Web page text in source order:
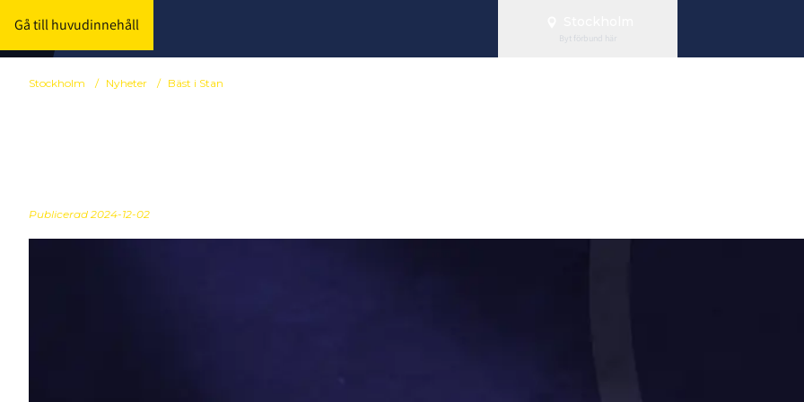
Gå till huvudinnehåll
Byt förbund här
Stockholm / Nyheter / Bäst i Stan
Publicerad 2024-12-02